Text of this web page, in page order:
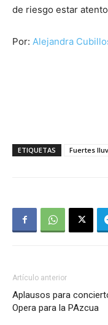
de riesgo estar
Por: Alejandra
ETIQUETAS Fuertes
Artículo anterior
Aplausos para
Opera para la PAzcua